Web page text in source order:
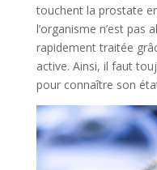
touchent la prostate
l’organisme n’est pas
rapidement traitée
active. Ainsi, il faut
pour connaître son